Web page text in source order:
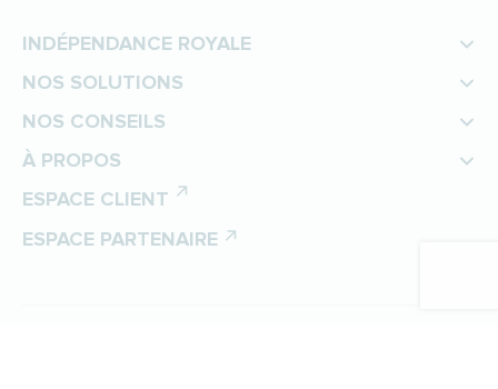
INDÉPENDANCE ROYALE
NOS SOLUTIONS
NOS CONSEILS
À PROPOS
ESPACE CLIENT
ESPACE PARTENAIRE